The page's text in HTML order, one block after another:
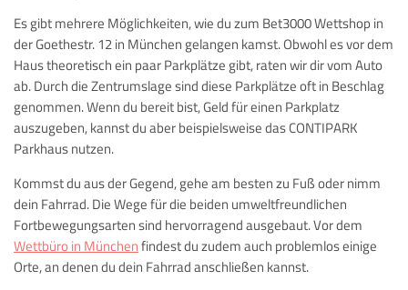
Es gibt mehrere Möglichkeiten, wie du zum Bet3000 Wettshop in
der Goethestr. 12 in München gelangen kamst. Obwohl es vor dem
Haus theoretisch ein paar Parkplätze gibt, raten wir dir vom Auto
ab. Durch die Zentrumslage sind diese Parkplätze oft in Beschlag
genommen. Wenn du bereit bist, Geld für einen Parkplatz
auszugeben, kannst du aber beispielsweise das CONTIPARK
Parkhaus nutzen.
Kommst du aus der Gegend, gehe am besten zu Fuß oder nimm
dein Fahrrad. Die Wege für die beiden umweltfreundlichen
Fortbewegungsarten sind hervorragend ausgebaut. Vor dem
Wettbüro in Münchenfindest du zudem auch problemlos einige
Orte, an denen du dein Fahrrad anschließen kannst.